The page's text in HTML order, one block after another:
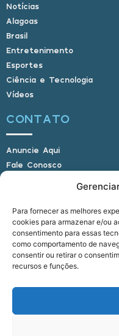
Para fornecer as melhores
cookies para armazenar e/ou
consentimento para essas
como comportamento de
consentir ou retirar o
recursos e funções.
Notícias
Alagoas
Brasil
Entretenimento
Esportes
Ciência e Tecnologia
Vídeos
CONTATO
Anuncie Aqui
Fale Conosco
E-mail:
Telefone: (82) 9
Responsável
Rua do Sau -
© 2022 - 2026